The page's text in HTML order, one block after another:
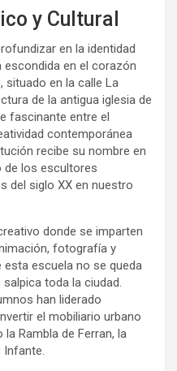
y Cultural
en la identidad
en el corazón
situado en la calle La
de la antigua iglesia de
fascinante entre el
contemporánea
recibe su nombre en
de los escultores
del siglo XX en nuestro
donde se imparten
fotografía y
escuela no se queda
toda la ciudad.
han liderado
el mobiliario urbano
Rambla de Ferran, la
Infante.